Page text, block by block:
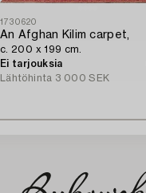
1730620
An Afghan Kilim carpet,
c. 200 x 199 cm.
Ei tarjouksia
Lähtöhinta 3 000 SEK